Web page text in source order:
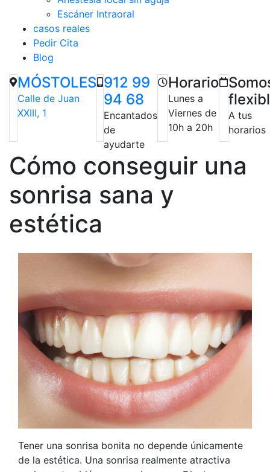
Escáner Intraoral
casos reales
Pedir Cita
Blog
MÓSTOLES
Calle de Juan
XXIII, 1
912 99
94 68
Encantados
de
ayudarte
Horario
Lunes a
Viernes de
10h a 20h
A tus
horarios
Cómo conseguir una
sonrisa sana y
estética
Tener una sonrisa bonita no depende únicamente
de la estética. Una sonrisa realmente atractiva